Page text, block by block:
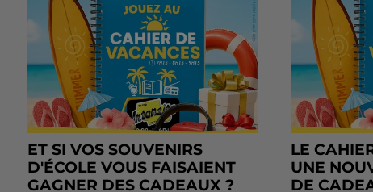
ET SI VOS SOUVENIRS
D'ÉCOLE VOUS FAISAIENT
GAGNER DES CADEAUX ?
LE
UNE
DE